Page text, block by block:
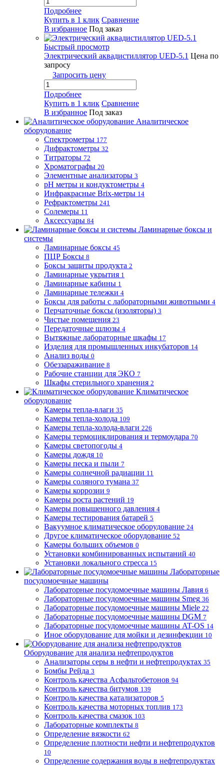
Подробнее
Купить в 1 клик Сравнение
В избранное Под заказ
Быстрый просмотр
Электрический аквадистиллятор UED-5.1 Цена по
запросу
Запросить цену
Подробнее
Купить в 1 клик Сравнение
В избранное Под заказ
Аналитическое
оборудование
Спектрометры 177
Дифрактометры 32
Титраторы 72
Хроматографы 20
Элементные анализаторы 3
pH метры и кондуктометры 4
Инфракрасные Brix-метры 14
Рефрактометры 241
Солемеры 11
Аксессуары 84
Ламинарные боксы и
системы
Ламинарные боксы 45
ПЦР Боксы 8
Боксы защиты продукта 2
Ламинарные укрытия 1
Ламинарные кабины 1
Ламинарные тележки 4
Боксы для работы с лабораторными животными 4
Перчаточные боксы (изоляторы) 3
Чистые помещения 23
Передаточные шлюзы 4
Вытяжные лабораторные шкафы 17
Изделия для промышленных инкубаторов 14
Анализ воды 0
Обеззараживание 8
Рабочие станции для ЭКО 7
Шкафы стерильного хранения 2
Климатическое
оборудование
Камеры тепла-влаги 35
Камеры тепла-холода 109
Камеры тепла-холода-влаги 226
Камеры термоциклирования и термоудара 70
Камеры светопогоды 4
Камеры дождя 10
Камеры песка и пыли 7
Камеры солнечной радиации 11
Камеры соляного тумана 37
Камеры коррозии 9
Камеры роста растений 19
Камеры повышенного давления 4
Камеры тестирования батарей 5
Вакуумное климатическое оборудование 24
Другое климатическое оборудование 52
Камеры больших объемов 0
Установки комбинированных испытаний 40
Установки локального стресса 15
Лабораторные
посудомоечные машины
Лабораторные посудомоечные машины Лавия 6
Лабораторные посудомоечные машины Smeg 36
Лабораторные посудомоечные машины Miele 22
Лабораторные посудомоечные машины DGM 7
Лабораторные посудомоечные машины AT-OS 14
Иное оборудование для мойки и дезинфекции 10
Оборудование для анализа нефтепродуктов
Анализаторы серы в нефти и нефтепродуктах 35
Бомбы Рейда 3
Контроль качества Асфальтобетонов 94
Контроль качества битумов 139
Контроль качества катализаторов 5
Контроль качества моторных топлив 173
Контроль качества смазок 103
Лабораторные комплекты 8
Определение вязкости 62
Определение плотности нефти и нефтепродуктов
10
Определение содержания воды в нефтепродуктах